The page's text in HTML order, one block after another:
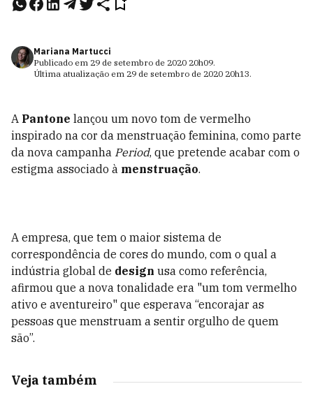
Mariana Martucci
Publicado em 29 de setembro de 2020 20h09.
Última atualização em 29 de setembro de 2020 20h13.
A Pantone lançou um novo tom de vermelho
inspirado na cor da menstruação feminina, como parte
da nova campanha Period, que pretende acabar com o
estigma associado à menstruação.
A empresa, que tem o maior sistema de
correspondência de cores do mundo, com o qual a
indústria global de design usa como referência,
afirmou que a nova tonalidade era "um tom vermelho
ativo e aventureiro" que esperava “encorajar as
pessoas que menstruam a sentir orgulho de quem
são”.
Veja também